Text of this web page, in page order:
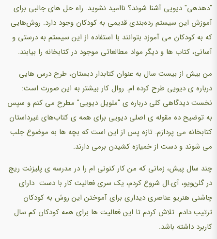
"دهدهی" دیویی آشنا شوند؟ ناامید نشوید. راه‌ حل های جالبی برای
آموزش این سیستم‌ رده‌بندی قدیمی به کودکان وجود دارد. روش‌هایی
که به کودکان می آموزد بتوانند با استفاده از این سیستم به درستی و
آسانی، کتاب ها و دیگر مواد مطالعاتی موجود در کتابخانه را بیابند.
من بیش از بیست سال به عنوان کتابدار دبستان، طرح درس هایی
درباره ی دیویی طرح کرده ام. روال کار بیشتر به این صورت است:
نخست دیدگاهی کلی درباره ی "ملویل دیویی" مطرح می کنم و سپس
به توضیح ده مقوله ی اصلی دیویی برای همه ی کتاب‌های غیرداستان
کتابخانه می پردازم. تازه پس از این است که بچه ها به موضوع جلب
می شوند و دست از خمیازه کشیدن برمی دارند.
چند سال پیش، زمانی که من کار کنونی ام را در مدرسه ی پلیزنت ریج
در گلن‌ویو، آی.ال شروع کردم، یک سری فعالیت کار با دست دارای
چاشنی هنریو عناصری دیداری برای آموختن این روش به کودکان
ترتیب دادم. تلاش کردم تا این فعالیت ها برای همه کودکان کم سال
کاربرد داشته باشد.